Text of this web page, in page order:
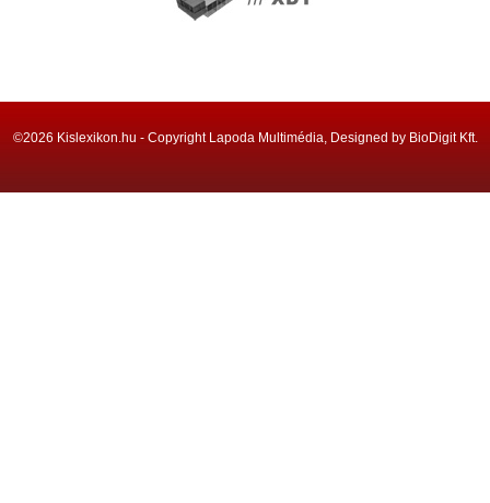
©2026 Kislexikon.hu - Copyright Lapoda Multimédia, Designed by BioDigit Kft.